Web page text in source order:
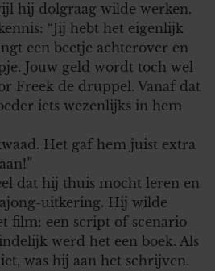
hij dolgraag wilde werken.
“Jij hebt het eigenlijk
een beetje achterover en
Jouw geld wordt toch wel
Freek de druppel. Vanaf dat
iets wezenlijks in hem
Het gaf hem juist extra
dat hij thuis mocht leren en
uitkering. Hij wilde
film: een script of scenario
werd het een boek. Als
was hij aan het schrijven.